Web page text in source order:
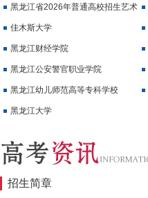
黑龙江省2026年普通高校招生艺术
类专业省级统考
佳木斯大学
黑龙江财经学院
黑龙江公安警官职业学院
黑龙江幼儿师范高等专科学校
黑龙江大学
招生简章